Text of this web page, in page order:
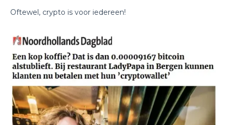
Oftewel, crypto is voor iedereen!